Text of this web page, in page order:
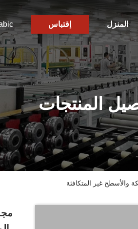
المنزل إقتباس
المنتجات
والأسطح غير المتكافئة